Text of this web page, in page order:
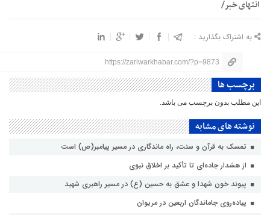
انتهای خبر/
به اشتراک بگذارید :
https://zariwarkhabar.com/?p=9873
برچسب ها
این مطلب بدون برچسب می باشد.
نوشته های مشابه
تمسک به قرآن و سنت، راه ماندگاری در مسیر پیامبر(ص) است
از هشدار جاده‌ای تا تأکید بر اخلاق نبوی
پیوند خون شهدا و عشق به حسین (ع) در مسیر راهبری شهید
پیاده‌روی جاماندگان اربعین در مریوان